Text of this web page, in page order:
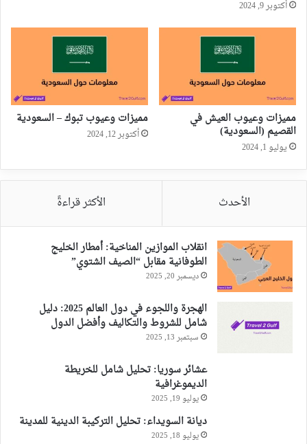
أكتوبر 9, 2024
مميزات وعيوب العيش في
القصيم (السعودية)
يوليو 1, 2024
مميزات وعيوب تبوك – السعودية
أكتوبر 12, 2024
الأحدث الأكثر قراءةً
انقلاب الموازين المناخية: أمطار الخليج
الطوفانية مقابل “الصيف الشتوي”
ديسمبر 20, 2025
الهجرة واللجوء في دول العالم 2025: دليل
شامل للشروط والتكاليف وأفضل الدول
سبتمبر 13, 2025
عشائر سوريا: تحليل شامل للخريطة
الديموغرافية
يوليو 19, 2025
ديانة السويداء: تحليل التركيبة الدينية للمدينة
يوليو 18, 2025